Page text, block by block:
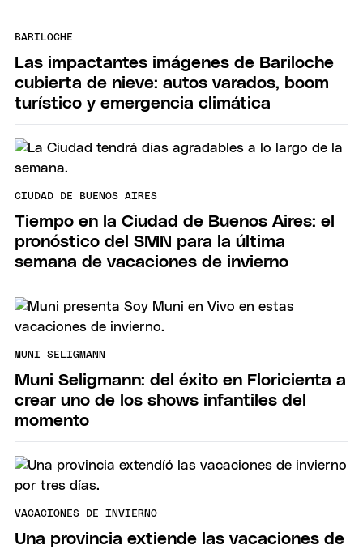
BARILOCHE
Las impactantes imágenes de Bariloche
cubierta de nieve: autos varados, boom
turístico y emergencia climática
CIUDAD DE BUENOS AIRES
Tiempo en la Ciudad de Buenos Aires: el
pronóstico del SMN para la última
semana de vacaciones de invierno
MUNI SELIGMANN
Muni Seligmann: del éxito en Floricienta a
crear uno de los shows infantiles del
momento
VACACIONES DE INVIERNO
Una provincia extiende las vacaciones de